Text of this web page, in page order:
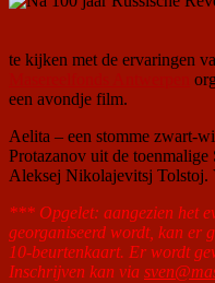
te kijken met de ervaringen
een avondje film.
Aelita – een stomme zwart-
Protazanov uit de
Aleksej Nikolajevitsj Tolstoj.
*** Opgelet: aangezien het
georganiseerd wordt, kan er
10-beurtenkaart. Er wordt
Inschrijven kan via